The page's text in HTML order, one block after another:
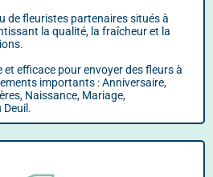
de fleuristes partenaires situés à
la qualité, la fraîcheur et la
efficace pour envoyer des fleurs à
importants : Anniversaire,
Naissance, Mariage,
Deuil.